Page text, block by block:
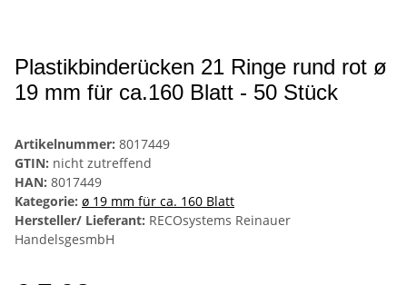
Plastikbinderücken 21 Ringe rund rot ø
19 mm für ca.160 Blatt - 50 Stück
Artikelnummer: 8017449
GTIN: nicht zutreffend
HAN: 8017449
Kategorie: ø 19 mm für ca. 160 Blatt
Hersteller/ Lieferant: RECOsystems Reinauer
HandelsgesmbH